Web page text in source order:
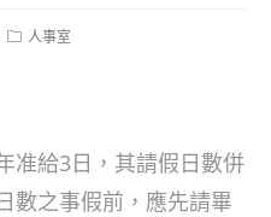
Post人事室
准給3日，其請假日數併
數之事假前，應先請畢